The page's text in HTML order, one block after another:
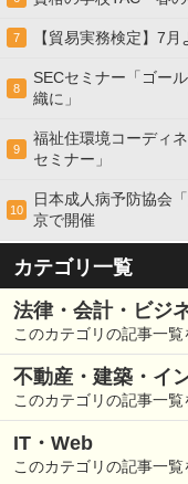
7 【貿易実務検定】7
8
SECセミナー「ゴー
織に」
9
福祉住環境コーディ
セミナー」
10
日本成人病予防協会
京で開催
カテゴリ一覧
法律・会計・ビジ
このカテゴリの記事一覧
不動産・建築・イ
このカテゴリの記事一覧
IT・Web
このカテゴリの記事一覧